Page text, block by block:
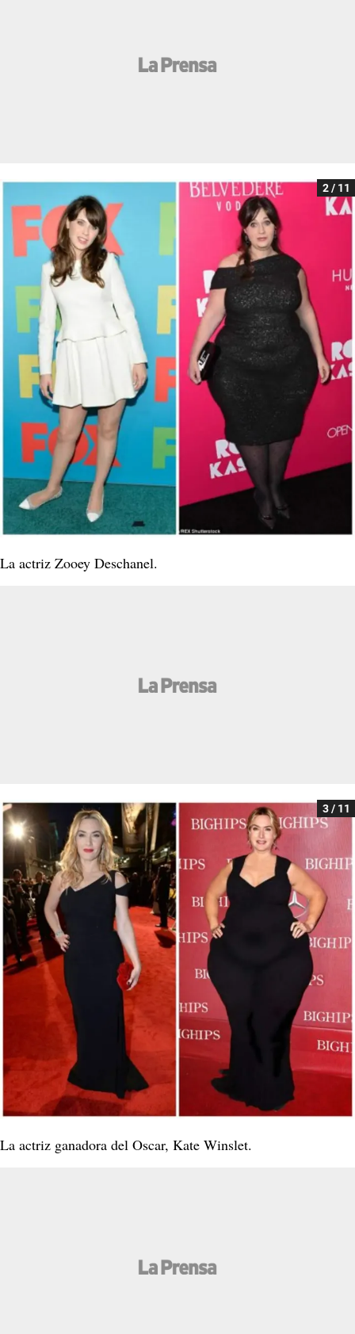
2 / 11
La actriz Zooey Deschanel.
3 / 11
La actriz ganadora del Oscar, Kate Winslet.